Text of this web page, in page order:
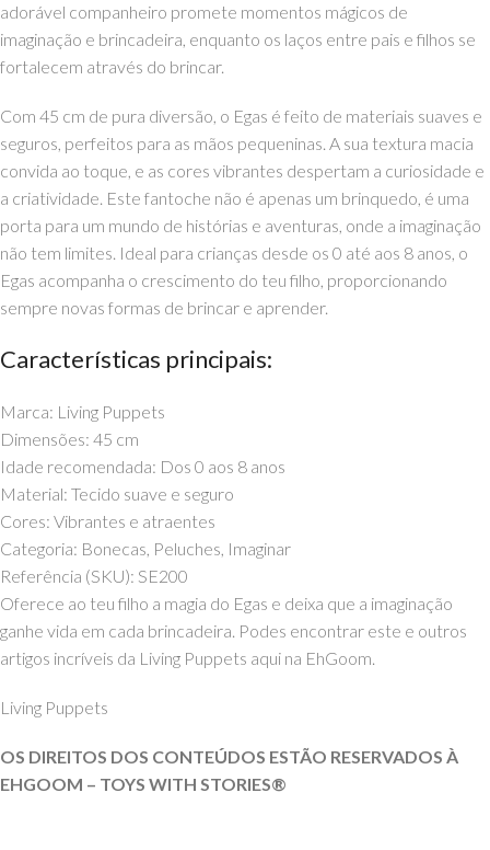
adorável companheiro promete momentos mágicos de
imaginação e brincadeira, enquanto os laços entre pais e filhos se
fortalecem através do brincar.
Com 45 cm de pura diversão, o Egas é feito de materiais suaves e
seguros, perfeitos para as mãos pequeninas. A sua textura macia
convida ao toque, e as cores vibrantes despertam a curiosidade e
a criatividade. Este fantoche não é apenas um brinquedo, é uma
porta para um mundo de histórias e aventuras, onde a imaginação
não tem limites. Ideal para crianças desde os 0 até aos 8 anos, o
Egas acompanha o crescimento do teu filho, proporcionando
sempre novas formas de brincar e aprender.
Características principais:
Marca: Living Puppets
Dimensões: 45 cm
Idade recomendada: Dos 0 aos 8 anos
Material: Tecido suave e seguro
Cores: Vibrantes e atraentes
Categoria: Bonecas, Peluches, Imaginar
Referência (SKU): SE200
Oferece ao teu filho a magia do Egas e deixa que a imaginação
ganhe vida em cada brincadeira. Podes encontrar este e outros
artigos incríveis da Living Puppets aqui na EhGoom.
Living Puppets
OS DIREITOS DOS CONTEÚDOS ESTÃO RESERVADOS À
EHGOOM – TOYS WITH STORIES®